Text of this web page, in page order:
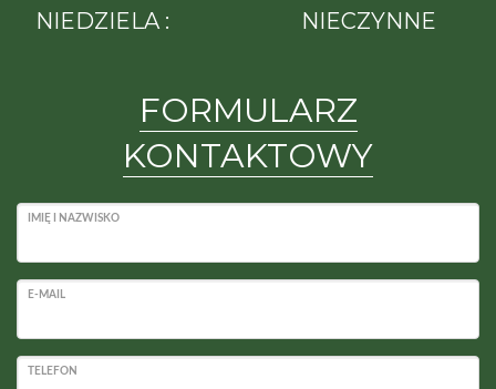
NIEDZIELA :
NIECZYNNE
FORMULARZ
KONTAKTOWY
IMIĘ I NAZWISKO
E-MAIL
TELEFON